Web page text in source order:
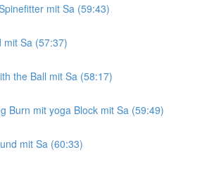
mit Sa (59:43)
mit Sa (57:37)
the Ball mit Sa (58:17)
Burn mit yoga Block mit Sa (59:49)
mit Sa (60:33)